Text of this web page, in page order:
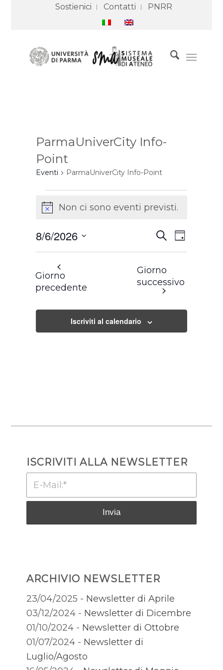
Sostienici Contatti PNRR
ParmaUniverCity Info-
Point
Eventi ParmaUniverCity Info-Point
Eventi
for
Agosto
NoticeNon ci sono eventi previsti.
Eventi
Ricerca
viste
CercaEvento
Viste
Giorno
8/6/2026
Seleziona
data.
Giorno
precedente
Giorno
successivo
Iscriviti al calendario
ISCRIVITI ALLA NEWSLETTER
ARCHIVIO NEWSLETTER
23/04/2025 - Newsletter di Aprile
03/12/2024 - Newsletter di Dicembre
01/10/2024 - Newsletter di Ottobre
01/07/2024 - Newsletter di
Luglio/Agosto